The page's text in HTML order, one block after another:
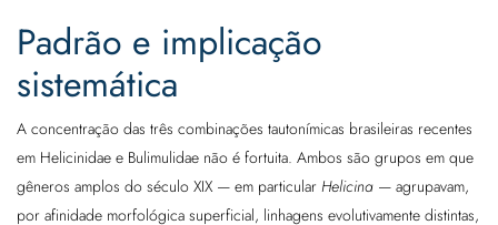
Padrão e implicação
sistemática
A concentração das três combinações tautonímicas brasileiras recentes
em Helicinidae e Bulimulidae não é fortuita. Ambos são grupos em que
gêneros amplos do século XIX — em particular Helicina — agrupavam,
por afinidade morfológica superficial, linhagens evolutivamente distintas,